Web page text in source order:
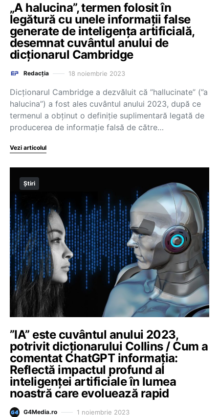
„A halucina”, termen folosit în
legătură cu unele informații false
generate de inteligența artificială,
desemnat cuvântul anului de
dicționarul Cambridge
Redacția 18 noiembrie 2023
Dicţionarul Cambridge a dezvăluit că ”hallucinate” (”a
halucina”) a fost ales cuvântul anului 2023, după ce
termenul a obţinut o definiţie suplimentară legată de
producerea de informaţie falsă de către…
Vezi articolul
Știri
”IA” este cuvântul anului 2023,
potrivit dicţionarului Collins / Cum a
comentat ChatGPT informația:
Reflectă impactul profund al
inteligenţei artificiale în lumea
noastră care evoluează rapid
G4Media.ro 1 noiembrie 2023